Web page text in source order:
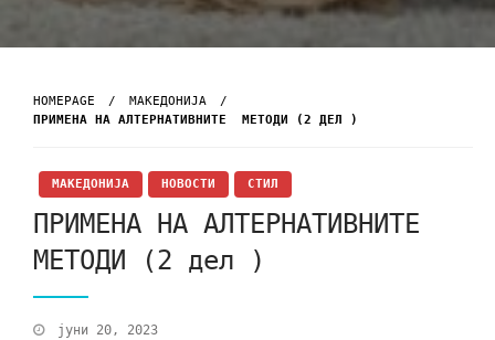
HOMEPAGE
МАКЕДОНИЈА
ПРИМЕНА НА АЛТЕРНАТИВНИТЕ МЕТОДИ (2 ДЕЛ )
МАКЕДОНИЈА НОВОСТИ СТИЛ
ПРИМЕНА НА АЛТЕРНАТИВНИТЕ
МЕТОДИ (2 дел )
јуни 20, 2023